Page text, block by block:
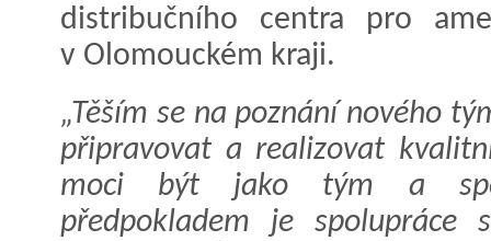
distribučního centra pro
v Olomouckém kraji.
„Těším se na poznání nového
připravovat a realizovat
moci být jako tým a
předpokladem je spolupráce